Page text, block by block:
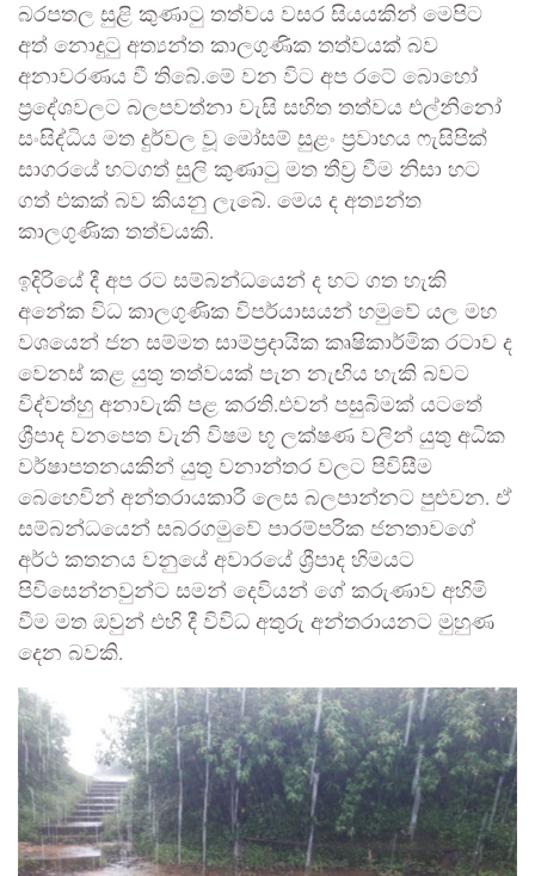
බරපතල සුළි කුණාටු තත්වය වසර සියයකින් මෙපිට
අත් නොදුටු අත්‍යන්ත කාලගුණික තත්වයක් බව
අනාවරණය වී තිබේ.මේ වන විට අප රටේ බොහෝ
ප්‍රදේශවලට බලපවත්නා වැසි සහිත තත්වය එල්නිනෝ
සංසිද්ධිය මත දුර්වල වූ මෝසම් සුළං ප්‍රවාහය ෆැසිපික්
සාගරයේ හටගත් සුලි කුණාටු මත තීව්‍ර වීම නිසා හට
ගත් එකක් බව කියනු ලැබේ. මෙය ද අත්‍යන්ත
කාලගුණික තත්වයකි.
ඉදිරියේ දී අප රට සම්බන්ධයෙන් ද හට ගත හැකි
අනේක විධ කාලගුණික විපර්යාසයන් හමුවේ යල මහ
වශයෙන් ජන සම්මත සාම්ප්‍රදායික කෘෂිකාර්මික රටාව ද
වෙනස් කළ යුතු තත්වයක් පැන නැඟිය හැකි බවට
විද්වත්හු අනාවැකි පළ කරති.එවන් පසුබිමක් යටතේ
ශ්‍රීපාද වනපෙත වැනි විෂම භූ ලක්ෂණ වලින් යුතු අධික
වර්ෂාපතනයකින් යුතු වනාන්තර වලට පිවිසීම
බෙහෙවින් අන්තරායකාරී ලෙස බලපාන්නට පුළුවන. ඒ
සම්බන්ධයෙන් සබරගමුවේ පාරම්පරික ජනතාවගේ
අර්ථ කතනය වනුයේ අවාරයේ ශ්‍රීපාද හිමයට
පිවිසෙන්නවුන්ට සමන් දෙවියන් ගේ කරුණාව අහිමි
වීම මත ඔවුන් එහි දී විවිධ අතුරු අන්තරායනට මුහුණ
දෙන බවකි.